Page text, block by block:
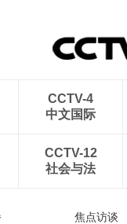
CCTV-4
中文国际
CCTV-12
社会与法
焦点访谈